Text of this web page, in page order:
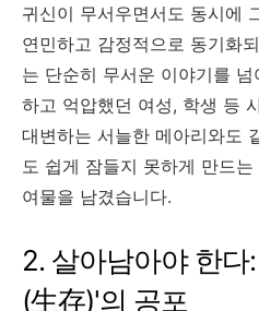
귀신이 무서우면서도 동시에
연민하고 감정적으로 동기화
는 단순히 무서운 이야기를
하고 억압했던 여성, 학생 등
대변하는 서늘한 메아리와도
도 쉽게 잠들지 못하게 만드
여물을 남겼습니다.
2. 살아남아야 한
(生存)'의 공포